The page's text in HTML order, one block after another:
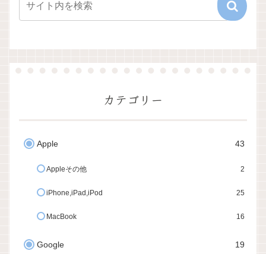
カテゴリー
Apple 43
Appleその他 2
iPhone,iPad,iPod 25
MacBook 16
Google 19